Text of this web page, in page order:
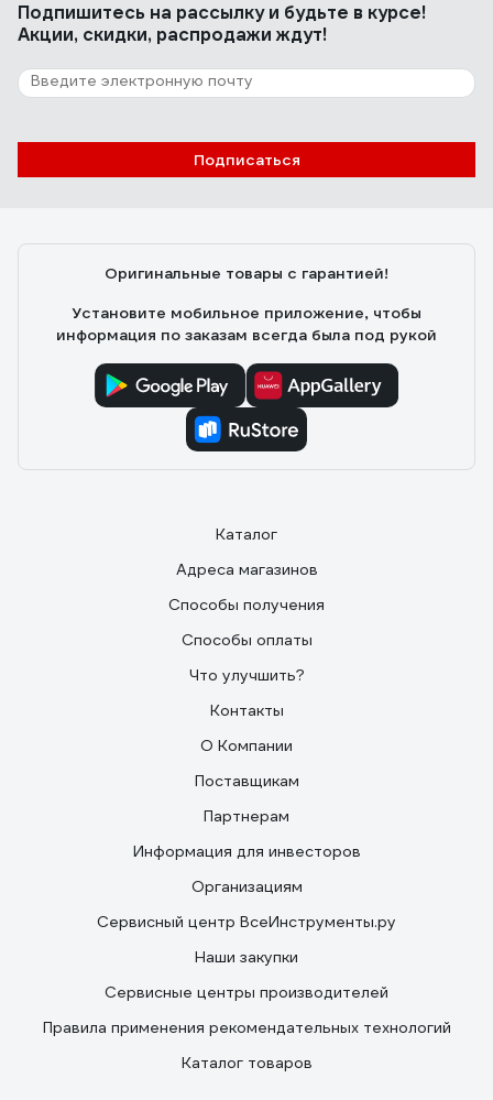
Подпишитесь на рассылкуи будьте в курсе!
Акции, скидки, распродажи ждут!
Подписаться
Оригинальные товары с гарантией!
Установите мобильное приложение, чтобы
информация по заказам всегда была под рукой
Каталог
Адреса магазинов
Способы получения
Способы оплаты
Что улучшить?
Контакты
О Компании
Поставщикам
Партнерам
Информация для инвесторов
Организациям
Сервисный центр ВсеИнструменты.ру
Наши закупки
Сервисные центры производителей
Правила применения рекомендательных технологий
Каталог товаров